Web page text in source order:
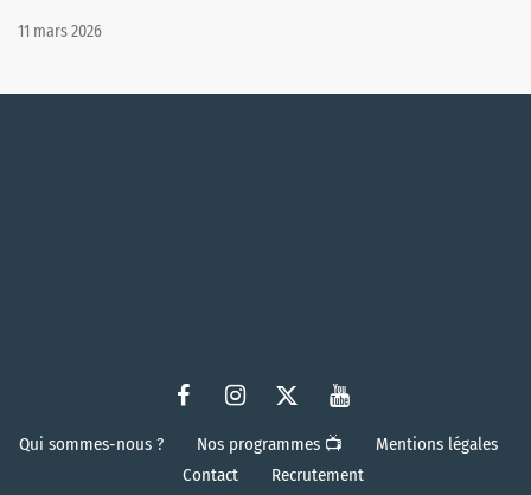
11 mars 2026
Qui sommes-nous ? Nos programmes 📺
Mentions légales
Contact
Recrutement